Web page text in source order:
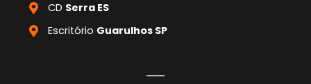
CD Serra ES
Escritório Guarulhos SP